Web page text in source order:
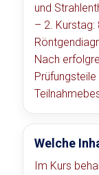
und
– 2. Kurstag:
Nach
Welche
Im Kurs